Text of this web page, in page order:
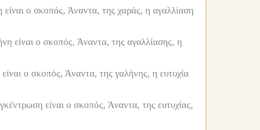
είναι ο σκοπός, Άναντα, της χαράς, η αγαλλίαση
είναι ο σκοπός, Άναντα, της αγαλλίασης, η
ο σκοπός, Άναντα, της γαλήνης, η ευτυχία
είναι ο σκοπός, Άναντα, της ευτυχίας,